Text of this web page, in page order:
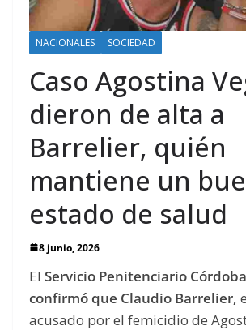
NACIONALES SOCIEDAD
Caso Agostina
dieron de alta a
Barrelier, quién
mantiene un
estado de salud
8 junio, 2026
El Servicio Penitenciario Córdoba
confirmó que Claudio Barrelier,
acusado por el femicidio de